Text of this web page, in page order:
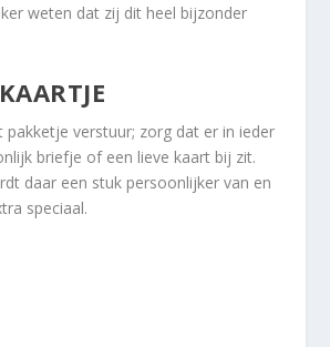
weten dat zij dit heel bijzonder
pakketje verstuur; zorg dat er in ieder
briefje of een lieve kaart bij zit.
daar een stuk persoonlijker van en
speciaal.